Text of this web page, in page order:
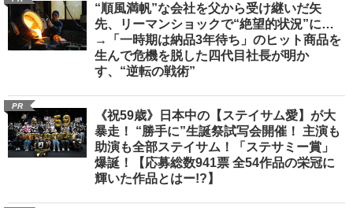
“順風満帆”な会社を父から受け継いだ矢
先、リーマンショックで“絶望的状況”に…
→「一時期は納品3年待ち」のヒット商品を
生んで危機を脱した四代目社長が明か
す、“逆転の戦術”
PR
《祝59歳》日本中の【ステイサム愛】が大
暴走！ “勝手に”生誕祭試写会開催！ 主演も
助演も全部ステイサム！「ステサミー賞」
爆誕！【応募総数941票 全54作品の栄冠に
輝いた作品とはー!?】